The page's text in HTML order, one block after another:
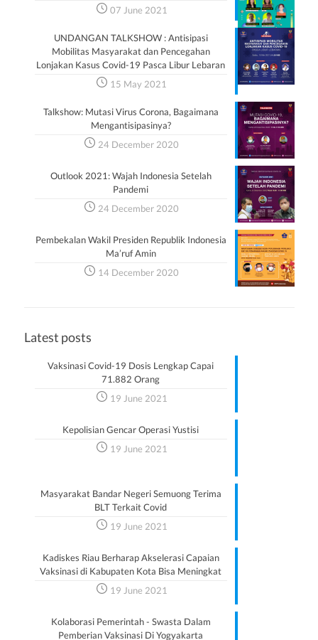
07 June 2021
UNDANGAN TALKSHOW : Antisipasi
Mobilitas Masyarakat dan Pencegahan
Lonjakan Kasus Covid-19 Pasca Libur Lebaran
15 May 2021
Talkshow: Mutasi Virus Corona, Bagaimana
Mengantisipasinya?
24 December 2020
Outlook 2021: Wajah Indonesia Setelah
Pandemi
24 December 2020
Pembekalan Wakil Presiden Republik Indonesia
Ma’ruf Amin
14 December 2020
Latest posts
Vaksinasi Covid-19 Dosis Lengkap Capai
71.882 Orang
19 June 2021
Kepolisian Gencar Operasi Yustisi
19 June 2021
Masyarakat Bandar Negeri Semuong Terima
BLT Terkait Covid
19 June 2021
Kadiskes Riau Berharap Akselerasi Capaian
Vaksinasi di Kabupaten Kota Bisa Meningkat
19 June 2021
Kolaborasi Pemerintah - Swasta Dalam
Pemberian Vaksinasi Di Yogyakarta